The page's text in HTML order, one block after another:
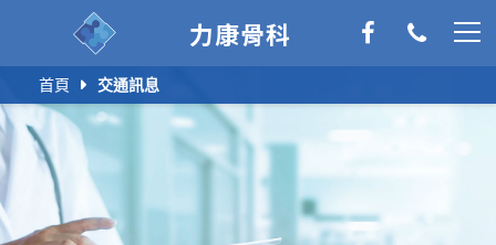
力康骨科
首頁 交通訊息